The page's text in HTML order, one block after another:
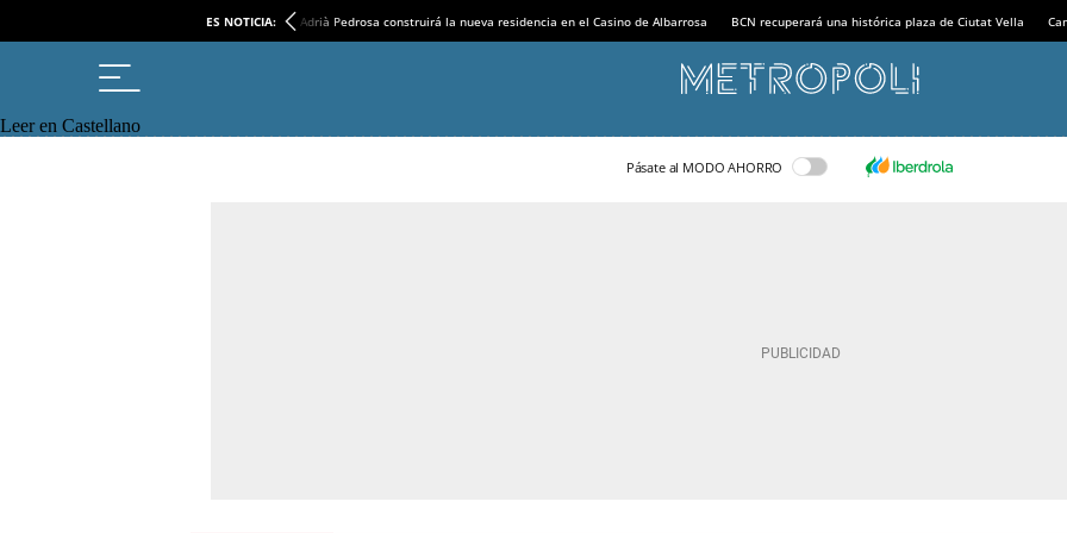
ES NOTICIA: Adrià Pedrosa construirá la nueva residencia en el Casino de Albarrosa BCN recuperará una histórica plaza de Ciutat Vella
Leer en Castellano
Pásate al MODO AHORRO